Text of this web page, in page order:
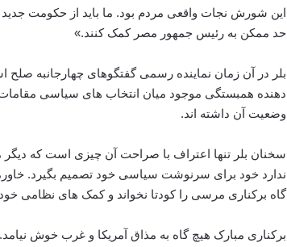
این شورش نجات واقعی مردم بود. ما باید از حکومت جدید
حد ممکن به رئیس جمهور مصر کمک کنند.»
بلر در آن زمان نماینده رسمی گفتگوهای چهارجانبه
دهنده همبستگی موجود میان انتخاب های سیاسی مقامات
وضعیت آن داشته اند.
سخنان بلر تنها اعتراف با صراحت آن چیزی است که دیگر
ندارد خود برای سرنوشت سیاسی خود تصمیم بگیرد.
گاه برکناری مرسی را کودتا نخواند و کمک های نظامی
برکناری مبارک هیچ گاه به مذاق آمریکا و غرب خوش